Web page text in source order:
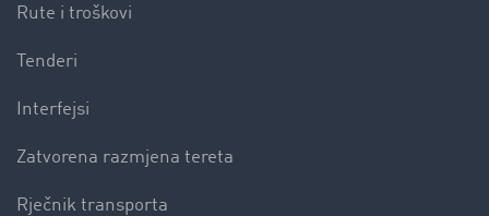
Rute i troškovi
Tenderi
Interfejsi
Zatvorena razmjena tereta
Rječnik transporta